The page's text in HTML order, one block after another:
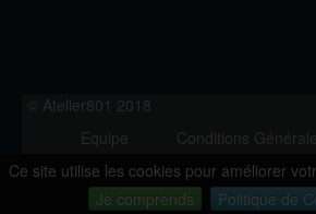
Ce site utilise les cookies pour améliorer
Je comprends
Politique de
© Atelier801 2018
Equipe
Conditions
Politique de Confidentialité